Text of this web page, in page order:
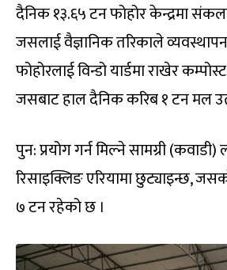
दैनिक १३.६५ टन फोहोर केन्द्रमा
जसलाई वैज्ञानिक तरिकाले
फोहोरलाई विन्डो यार्डमा राखेर
जसबाट हाल दैनिक करिब १ टन मल
पुन: प्रयोग गर्न मिल्ने सामग्री
रिसाइक्लिङ एरियामा छुट्याइन्छ,
७ टन रहेको छ ।